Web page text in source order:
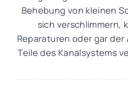
Behebung von kleinen
sich verschlimmern,
Reparaturen oder gar
Teile des Kanalsystems